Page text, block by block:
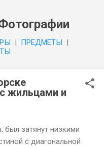
| ПPEДMETЫ |
жильцами и
был затянут низкими
с диагональной